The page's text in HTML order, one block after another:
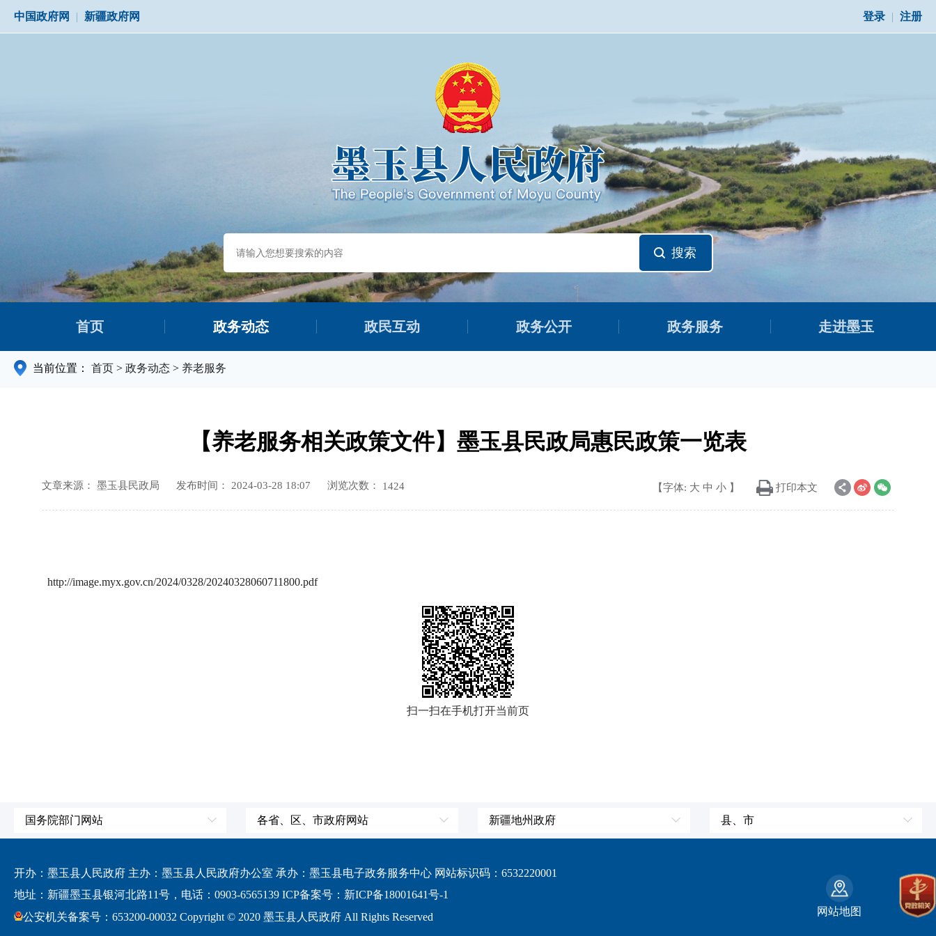
中国政府网 | 新疆政府网 登录 | 注册
搜索
首页 政务动态 政民互动 政务公开 政务服务 走进墨玉
当前位置： 首页 > 政务动态 > 养老服务
【养老服务相关政策文件】墨玉县民政局惠民政策一览表
文章来源： 墨玉县民政局 发布时间： 2024-03-28 18:07 浏览次数： 1424 【字体: 大 中 小 】 打印本文
http://image.myx.gov.cn/2024/0328/20240328060711800.pdf
扫一扫在手机打开当前页
国务院部门网站
国防部
发展和改革委员会
科学技术部
各省、区、市政府网站
吉林省
黑龙江省
上海市
新疆地州政府 县、市
策勒县
民丰县
开办：墨玉县人民政府 主办：墨玉县人民政府办公室 承办：墨玉县电子政务服务中心 网站标识码：6532220001
地址：新疆墨玉县银河北路11号，电话：0903-6565139 ICP备案号：新ICP备18001641号-1
公安机关备案号：653200-00032 Copyright © 2020 墨玉县人民政府 All Rights Reserved
网站地图